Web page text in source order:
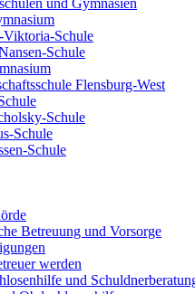
und Gymnasien
Viktoria-Schule
Schule
Flensburg-West
Schule
Schule
Schule
Betreuung und Vorsorge
werden
und